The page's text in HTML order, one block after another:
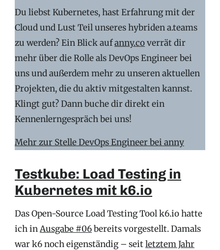
Du liebst Kubernetes, hast Erfahrung mit der
Cloud und Lust Teil unseres hybriden a.teams
zu werden? Ein Blick aufanny.coverrät dir
mehr über die Rolle als DevOps Engineer bei
uns und außerdem mehr zu unseren aktuellen
Projekten, die du aktiv mitgestalten kannst.
Klingt gut? Dann buche dir direkt ein
Kennenlerngespräch bei uns!
Mehr zur Stelle DevOps Engineer bei anny
Testkube: Load Testing in
Kubernetes mit k6.io
Das Open-Source Load Testing Tool k6.io hatte
ich inAusgabe #06bereits vorgestellt. Damals
war k6 noch eigenständig – seitletztem Jahr